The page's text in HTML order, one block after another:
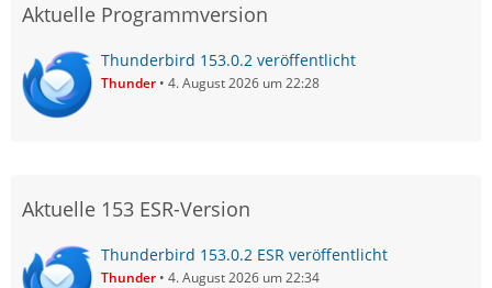
Aktuelle Programmversion
Thunderbird 153.0.2 veröffentlicht
Thunder 4. August 2026 um 22:28
Aktuelle 153 ESR-Version
Thunderbird 153.0.2 ESR veröffentlicht
Thunder 4. August 2026 um 22:34